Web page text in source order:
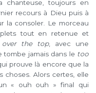
chanteuse, toujours en
recours à Dieu puis à
la consoler. Le morceau
tout en retenue et
over the top, avec une
jamais dans le too
prouve là encore que la
choses. Alors certes, elle
« ouh ouh » final qui